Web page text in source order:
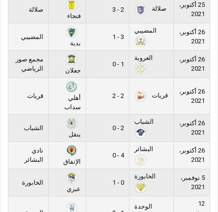
25 أكتوبر،
2021
صلالة
2 - 3
فنجاء
صلالة
26 أكتوبر،
2021
المضيبي
3 - 1
بدية
المضيبي
26 أكتوبر،
2021
العروبة
1 - 0
جعلان
مجمع صور
الرياضي
26 أكتوبر،
2021
قريات 2 - 2
أهلي
سداب
قريات
26 أكتوبر،
2021
الشباب
2 - 0
ينقل
الشباب
26 أكتوبر،
2021
البشائر
4 - 0
الإتفاق
نادي
البشائر
5 نوفمبر،
2021
الخابورة
0 - 1
عبري
الخابورة
12
الوحدة